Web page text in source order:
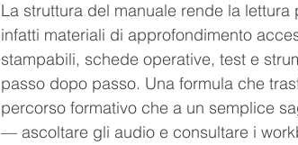
La struttura del manuale rende la
infatti materiali di approfondimento
stampabili, schede operative, test e
passo dopo passo. Una formula che
percorso formativo che a un semplice
— ascoltare gli audio e consultare i